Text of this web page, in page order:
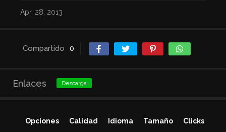
Apr. 28, 2013
Compartido 0
Enlaces Descarga
Opciones Calidad Idioma Tamaño Clicks